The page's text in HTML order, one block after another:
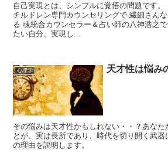
自己実現とは、シンプルに覚悟の問題です。
チルドレン専門カウンセリングで 繊細さんな
る 魂統合カウンセラー＆占い師の八神浩之
たい自分、実現し...
心理学 天才性は悩み
その悩みは天才性かもしれない・・？あなた
とが、実は長所であり、時代を切り開く武
の理由を説明します。